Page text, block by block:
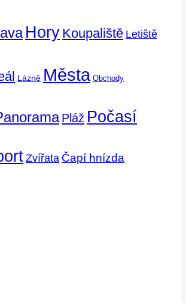
Hory Koupaliště Letiště
Lázně Města Obchody
Pláž Počasí
Zvířata Čapí hnízda